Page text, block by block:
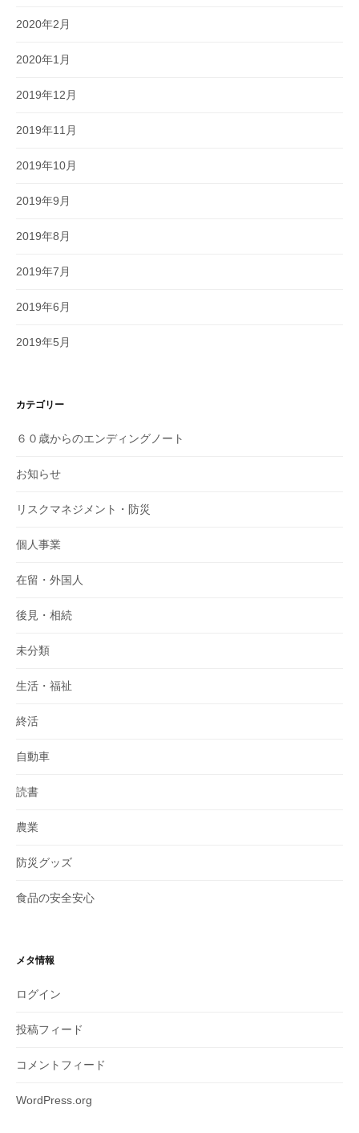
2020年2月
2020年1月
2019年12月
2019年11月
2019年10月
2019年9月
2019年8月
2019年7月
2019年6月
2019年5月
カテゴリー
６０歳からのエンディングノート
お知らせ
リスクマネジメント・防災
個人事業
在留・外国人
後見・相続
未分類
生活・福祉
終活
自動車
読書
農業
防災グッズ
食品の安全安心
メタ情報
ログイン
投稿フィード
コメントフィード
WordPress.org